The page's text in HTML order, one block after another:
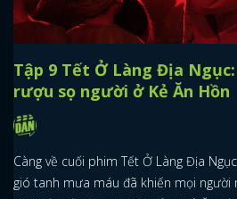
Tập 9 Tết Ở Làng Địa
rượu sọ người ở Kẻ Ăn Hồn
Càng về cuối phim Tết Ở Làng Địa
gió tanh mưa máu đã khiến mọi người